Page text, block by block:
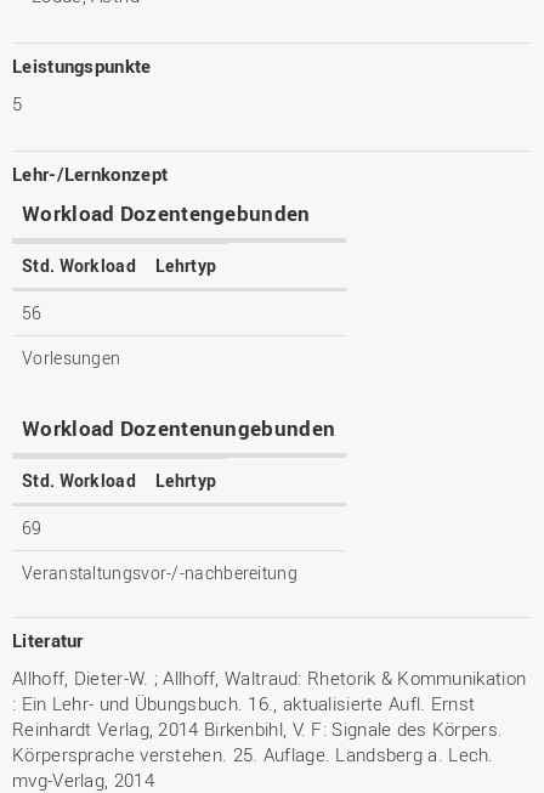
Leistungspunkte
5
Lehr-/Lernkonzept
Workload Dozentengebunden
Std. Workload Lehrtyp
56
Vorlesungen
Workload Dozentenungebunden
Std. Workload Lehrtyp
69
Veranstaltungsvor-/-nachbereitung
Literatur
Allhoff, Dieter-W. ; Allhoff, Waltraud: Rhetorik & Kommunikation
: Ein Lehr- und Übungsbuch. 16., aktualisierte Aufl. Ernst
Reinhardt Verlag, 2014 Birkenbihl, V. F: Signale des Körpers.
Körpersprache verstehen. 25. Auflage. Landsberg a. Lech.
mvg-Verlag, 2014